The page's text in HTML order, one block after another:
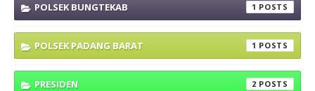
POLSEK BUNGTEKAB 1
POLSEK PADANG BARAT 1
PRESIDEN 2